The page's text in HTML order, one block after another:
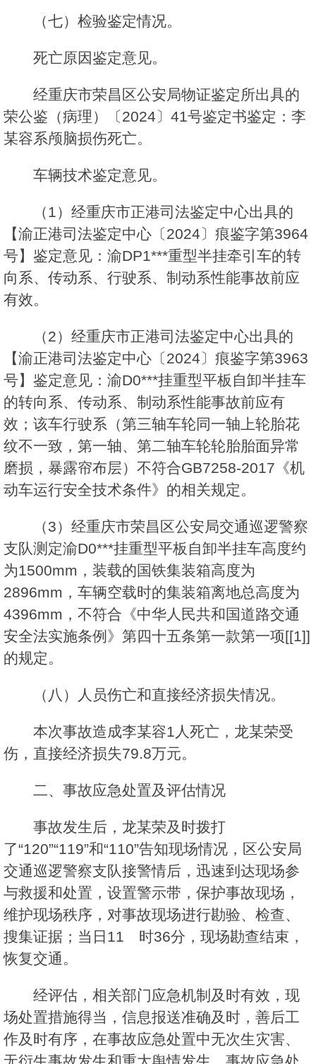
（七）检验鉴定情况。
死亡原因鉴定意见。
经重庆市荣昌区公安局物证鉴定所出具的
荣公鉴（病理）〔2024〕41号鉴定书鉴定：李
某容系颅脑损伤死亡。
车辆技术鉴定意见。
（1）经重庆市正港司法鉴定中心出具的
【渝正港司法鉴定中心〔2024〕痕鉴字第3964
号】鉴定意见：渝DP1***重型半挂牵引车的转
向系、传动系、行驶系、制动系性能事故前应
有效。
（2）经重庆市正港司法鉴定中心出具的
【渝正港司法鉴定中心〔2024〕痕鉴字第3963
号】鉴定意见：渝D0***挂重型平板自卸半挂车
的转向系、传动系、制动系性能事故前应有
效；该车行驶系（第三轴车轮同一轴上轮胎花
纹不一致，第一轴、第二轴车轮轮胎胎面异常
磨损，暴露帘布层）不符合GB7258-2017《机
动车运行安全技术条件》的相关规定。
（3）经重庆市荣昌区公安局交通巡逻警察
支队测定渝D0***挂重型平板自卸半挂车高度约
为1500mm，装载的国铁集装箱高度为
2896mm，车辆空载时的集装箱离地总高度为
4396mm，不符合《中华人民共和国道路交通
安全法实施条例》第四十五条第一款第一项[[1]]
的规定。
（八）人员伤亡和直接经济损失情况。
本次事故造成李某容1人死亡，龙某荣受
伤，直接经济损失79.8万元。
二、事故应急处置及评估情况
事故发生后，龙某荣及时拨打
了“120”“119”和“110”告知现场情况，区公安局
交通巡逻警察支队接警情后，迅速到达现场参
与救援和处置，设置警示带，保护事故现场，
维护现场秩序，对事故现场进行勘验、检查、
搜集证据；当日11 时36分，现场勘查结束，
恢复交通。
经评估，相关部门应急机制及时有效，现
场处置措施得当，信息报送准确及时，善后工
作及时有序，在事故应急处置中无次生灾害、